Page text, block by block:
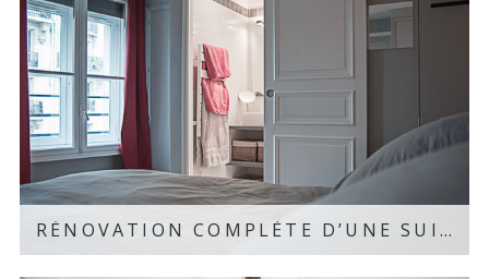
RÉNOVATION COMPLÈTE D’UNE SUITE PARENTALE – PARIS MARAIS, 75